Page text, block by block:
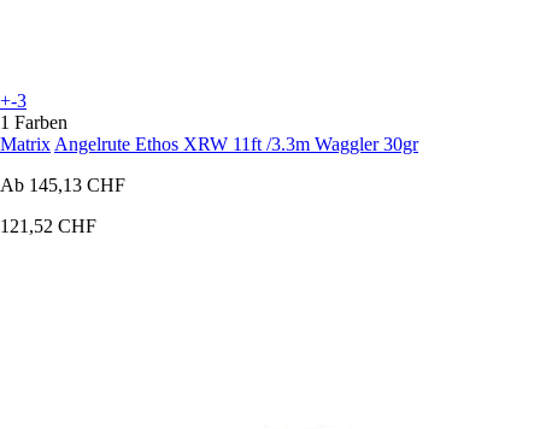
+-3
1 Farben
Matrix Angelrute Ethos XRW 11ft /3.3m Waggler 30gr
Ab 145,13 CHF
121,52 CHF